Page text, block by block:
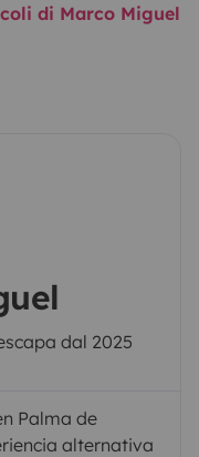
di Marco Miguel
dal 2025
Palma de
alternativa